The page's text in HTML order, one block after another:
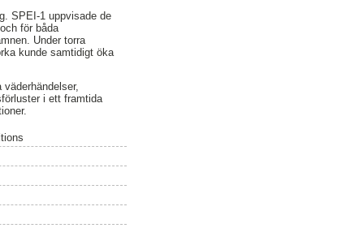
SPEI-1 uppvisade de
för båda
Under torra
kunde samtidigt öka
i ett framtida